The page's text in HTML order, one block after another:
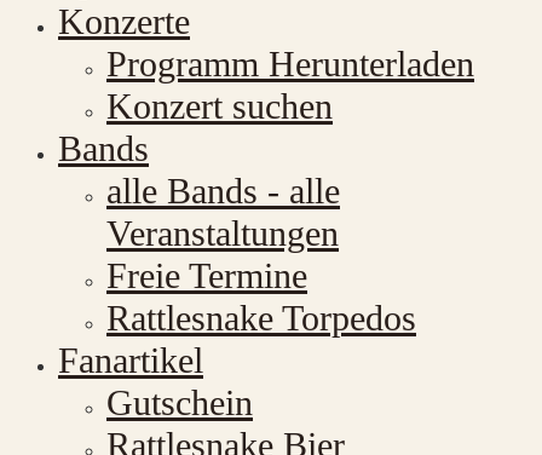
Konzerte
Programm Herunterladen
Konzert suchen
Bands
alle Bands - alle
Veranstaltungen
Freie Termine
Rattlesnake Torpedos
Fanartikel
Gutschein
Rattlesnake Bier